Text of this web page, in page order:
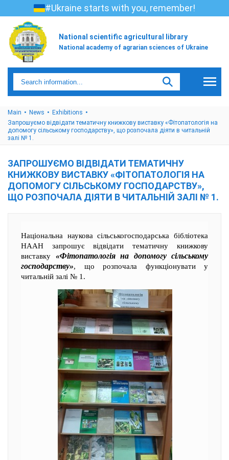
#Ukraine starts with you, remember!
National scientific agricultural library
National academy of agrarian sciences of Ukraine
Main News
Exhibitions
Запрошуємо відвідати тематичну книжкову виставку «Фітопатологія на
допомогу сільському господарству», що розпочала діяти в читальній
залі № 1.
ЗАПРОШУЄМО ВІДВІДАТИ ТЕМАТИЧНУ
КНИЖКОВУ ВИСТАВКУ «ФІТОПАТОЛОГІЯ НА
ДОПОМОГУ СІЛЬСЬКОМУ ГОСПОДАРСТВУ»,
ЩО РОЗПОЧАЛА ДІЯТИ В ЧИТАЛЬНІЙ ЗАЛІ № 1.
Національна наукова сільськогосподарська бібліотека
НААН запрошує відвідати тематичну книжкову
виставку «Фітопатологія на допомогу сільському
господарству», що розпочала функціонувати у
читальній залі № 1.